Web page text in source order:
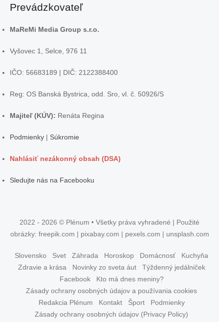
Prevádzkovateľ
MaReMi Media Group s.r.o.
Vyšovec 1, Selce, 976 11
IČO: 56683189 | DIČ: 2122388400
Reg: OS Banská Bystrica, odd. Sro, vl. č. 50926/S
Majiteľ (KÚV): Renáta Regina
Podmienky | Súkromie
Nahlásiť nezákonný obsah (DSA)
Sledujte nás na Facebooku
2022 - 2026 © Plénum • Všetky práva vyhradené | Použité
obrázky: freepik.com | pixabay.com | pexels.com | unsplash.com
Slovensko Svet Záhrada Horoskop Domácnosť
Kuchyňa
Zdravie a krása
Novinky zo sveta áut
Týždenný jedálniček
Facebook
Kto má dnes meniny?
Zásady ochrany osobných údajov a používania cookies
Redakcia Plénum
Kontakt Šport
Podmienky
Zásady ochrany osobných údajov (Privacy Policy)